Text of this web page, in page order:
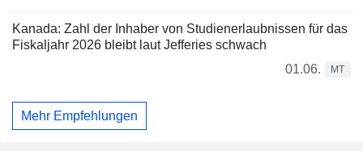
Kanada: Zahl der Inhaber von Studienerlaubnissen für das
Fiskaljahr 2026 bleibt laut Jefferies schwach
01.06.
MT
Mehr Empfehlungen